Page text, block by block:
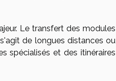
Le transfert des modules
de longues distances ou
spécialisés et des itinéraires